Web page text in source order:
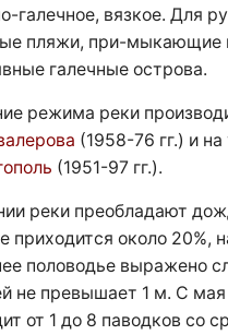
галечное, вязкое. Для
пляжи, при-мыкающие
галечные острова.
режима реки
(1958-76 гг.) и
(1951-97 гг.).
реки преобладают
приходится около 20%,
половодье выражено
не превышает 1 м. С мая
от 1 до 8 паводков со